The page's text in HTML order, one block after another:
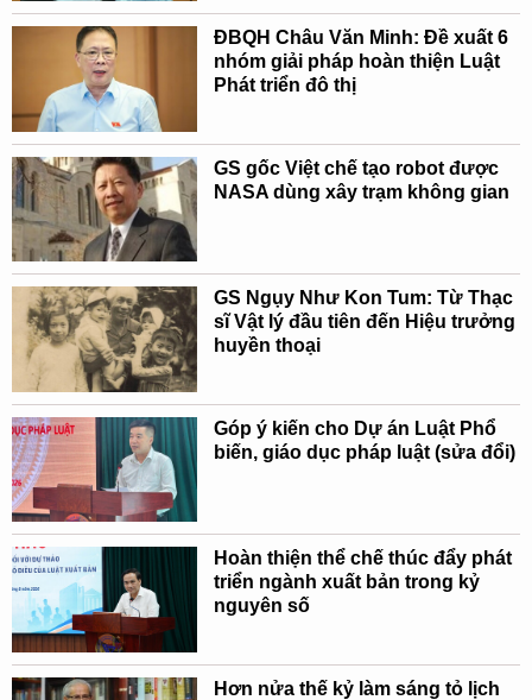
ĐBQH Châu Văn Minh: Đề xuất 6
nhóm giải pháp hoàn thiện Luật
Phát triển đô thị
GS gốc Việt chế tạo robot được
NASA dùng xây trạm không gian
GS Ngụy Như Kon Tum: Từ Thạc
sĩ Vật lý đầu tiên đến Hiệu trưởng
huyền thoại
Góp ý kiến cho Dự án Luật Phổ
biến, giáo dục pháp luật (sửa đổi)
Hoàn thiện thể chế thúc đẩy phát
triển ngành xuất bản trong kỷ
nguyên số
Hơn nửa thế kỷ làm sáng tỏ lịch